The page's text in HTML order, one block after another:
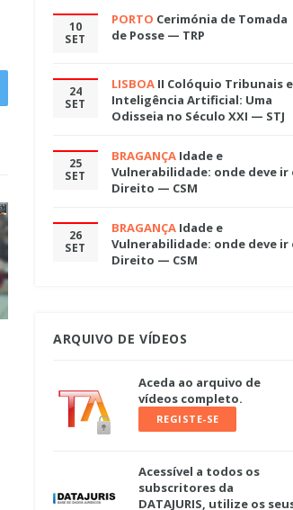
10
SET
PORTO Cerimónia de Tomada
de Posse — TRP
24
SET
LISBOA II Colóquio Tribunais e
Inteligência Artificial: Uma
Odisseia no Século XXI — STJ
25
SET
BRAGANÇA Idade e
Vulnerabilidade: onde deve ir
Direito — CSM
26
SET
BRAGANÇA Idade e
Vulnerabilidade: onde deve ir
Direito — CSM
ARQUIVO DE VÍDEOS
Aceda ao arquivo de
vídeos completo.
REGISTE-SE
Acessível a todos os
subscritores da
DATAJURIS, utilize os